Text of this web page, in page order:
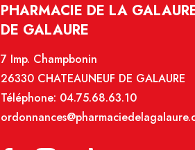
PHARMACIE DE LA
DE GALAURE
7 Imp. Champbonin
26330 CHATEAUNEUF DE GALAURE
Téléphone: 04.75.68.63.10